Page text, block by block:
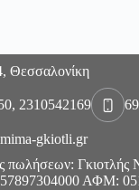
Θεσσαλονίκη
2310542169
gkiotli.gr
πωλήσεων: Γκιοτλής
ΑΦΜ: